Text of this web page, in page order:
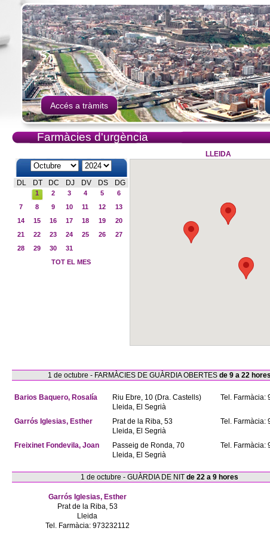
Accés a tràmits
Farmàcies d'urgència
DL DT DC DJ DV DS DG
1 2 3 4 5
6
7
8 9 10 11 12
13
14
15 16 17 18 19
20
21
22 23 24 25 26
27
28
29 30
31
TOT EL MES
LLEIDA
1 de octubre - FARMÀCIES DE GUÀRDIA OBERTES de 9 a 22 hores
Barios Baquero, Rosalía
Riu Ebre, 10 (Dra. Castells)
Lleida, El Segrià
Tel. Farmàcia:
Garrós Iglesias, Esther
Prat de la Riba, 53
Lleida, El Segrià
Tel. Farmàcia:
Freixinet Fondevila, Joan
Passeig de Ronda, 70
Lleida, El Segrià
Tel. Farmàcia:
1 de octubre - GUÀRDIA DE NIT de 22 a 9 hores
Garrós Iglesias, Esther
Prat de la Riba, 53
Lleida
Tel. Farmàcia: 973232112